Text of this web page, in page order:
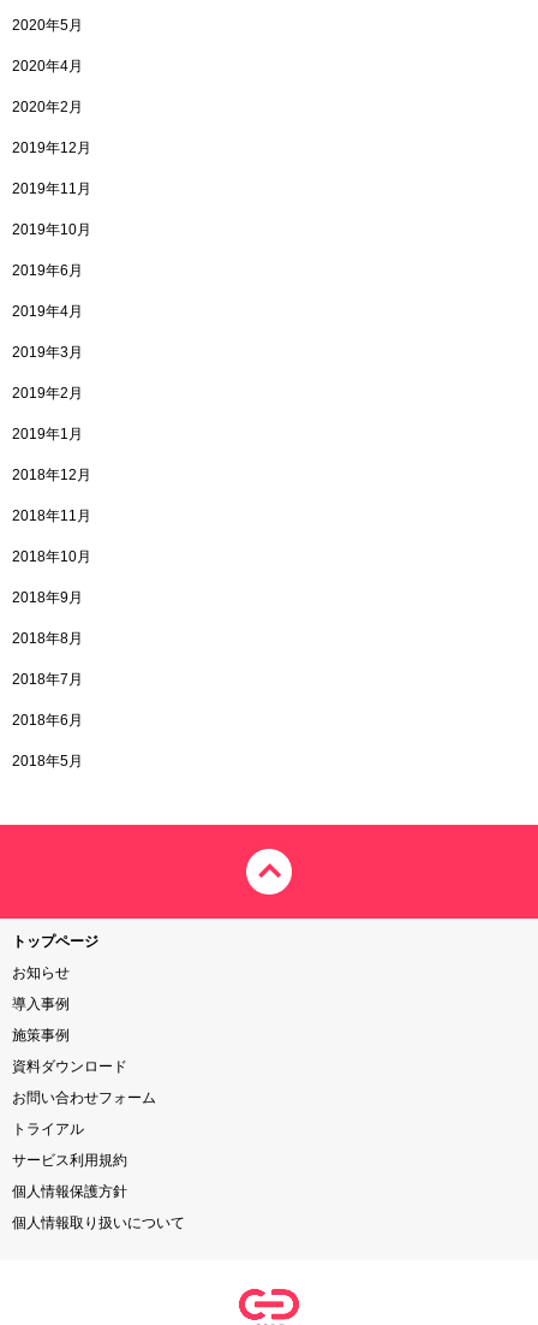
2020年5月
2020年4月
2020年2月
2019年12月
2019年11月
2019年10月
2019年6月
2019年4月
2019年3月
2019年2月
2019年1月
2018年12月
2018年11月
2018年10月
2018年9月
2018年8月
2018年7月
2018年6月
2018年5月
トップページ
お知らせ
導入事例
施策事例
資料ダウンロード
お問い合わせフォーム
トライアル
サービス利用規約
個人情報保護方針
個人情報取り扱いについて